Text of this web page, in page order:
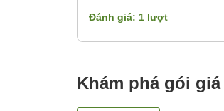
Đánh giá: 1 lượt
Khám phá gói